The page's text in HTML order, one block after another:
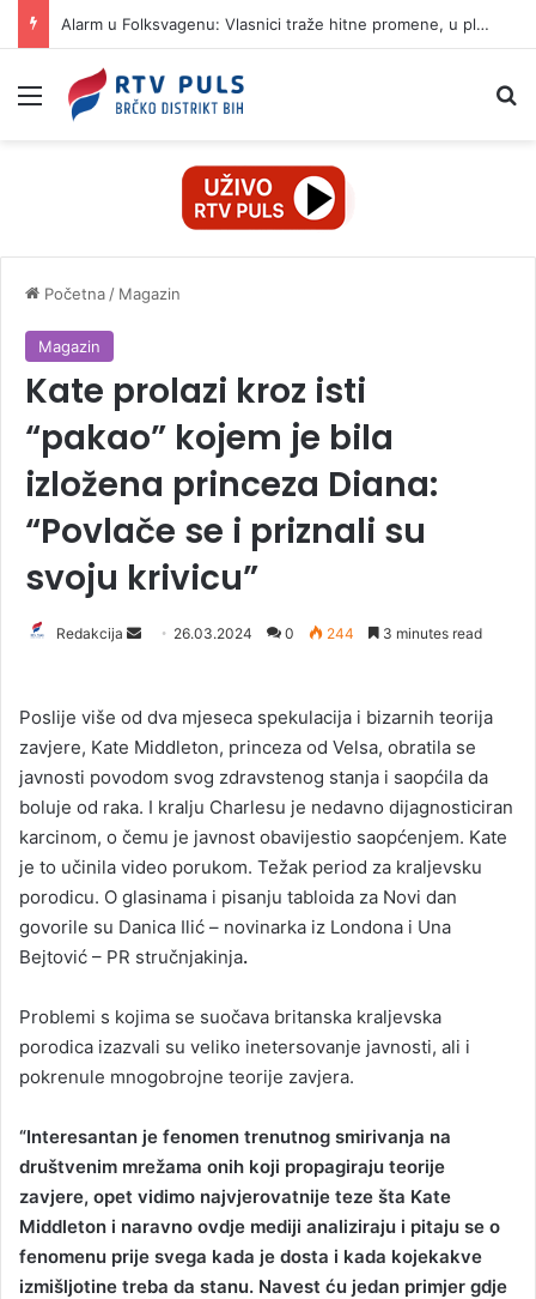
Alarm u Folksvagenu: Vlasnici traže hitne promene, u planu ukidanje 100.000 radnih mesta
Izbornik
Početna / Magazin
Magazin
Kate prolazi kroz isti
“pakao” kojem je bila
izložena princeza Diana:
“Povlače se i priznali su
svoju krivicu”
Redakcija
d
a
n
m
a
i
l
26.03.2024 0 244 3 minutes read
Poslije više od dva mjeseca spekulacija i bizarnih teorija
zavjere, Kate Middleton, princeza od Velsa, obratila se
javnosti povodom svog zdravstenog stanja i saopćila da
boluje od raka. I kralju Charlesu je nedavno dijagnosticiran
karcinom, o čemu je javnost obavijestio saopćenjem. Kate
je to učinila video porukom. Težak period za kraljevsku
porodicu. O glasinama i pisanju tabloida za Novi dan
govorile su Danica Ilić – novinarka iz Londona i Una
Bejtović – PR stručnjakinja.
Problemi s kojima se suočava britanska kraljevska
porodica izazvali su veliko inetersovanje javnosti, ali i
pokrenule mnogobrojne teorije zavjera.
“Interesantan je fenomen trenutnog smirivanja na
društvenim mrežama onih koji propagiraju teorije
zavjere, opet vidimo najvjerovatnije teze šta Kate
Middleton i naravno ovdje mediji analiziraju i pitaju se o
fenomenu prije svega kada je dosta i kada kojekakve
izmišljotine treba da stanu. Navest ću jedan primjer gdje